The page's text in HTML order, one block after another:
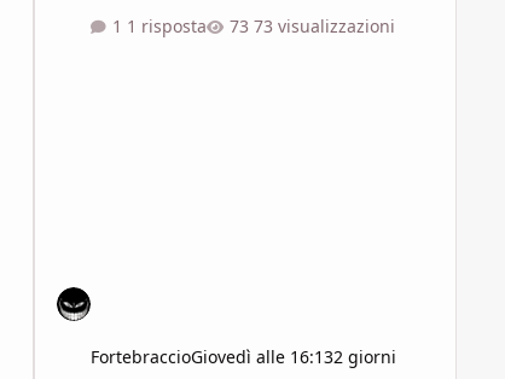
1 risposta
73 visualizzazioni
FortebraccioGiovedì alle 16:132 giorni